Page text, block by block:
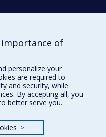
importance of
personalize your
are required to
and security, while
By accepting all, you
better serve you.
>